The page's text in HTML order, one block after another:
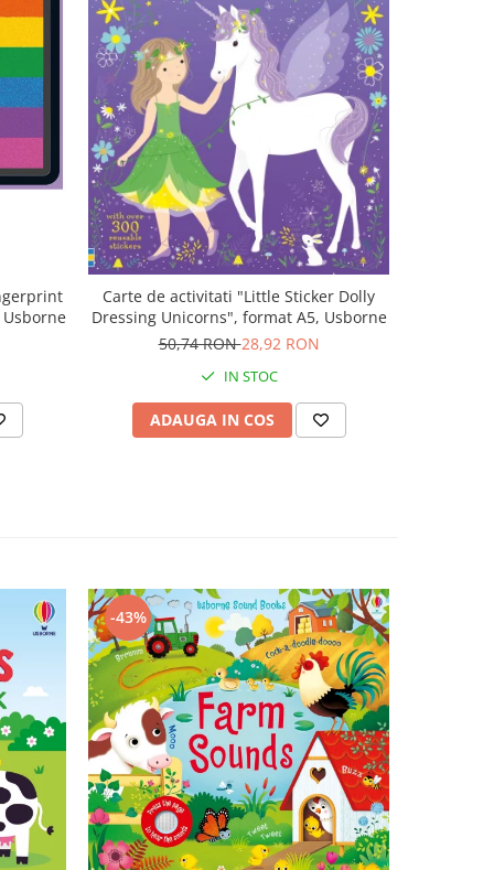
Carte de activitati "Little Sticker Dolly
Dressing Unicorns", format A5, Usborne
50,74 RON28,92 RON
IN STOC
ADAUGA IN COS
-43%